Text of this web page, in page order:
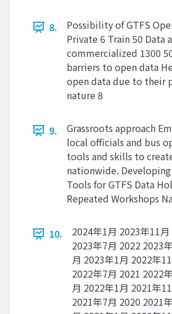
8.
Possibility of GTFS
Private 6 Train 50 Data
commercialized 1300
barriers to open data
open data due to their
nature 8
9.
Grassroots approach
local officials and bus
tools and skills to
nationwide. Developing
Tools for GTFS Data
Repeated Workshops
10.
2024年1⽉ 2023年11
2023年7⽉ 2022 2023
⽉ 2023年1⽉ 2022年
2022年7⽉ 2021 2022
⽉ 2022年1⽉ 2021年
2021年7⽉ 2020 2021